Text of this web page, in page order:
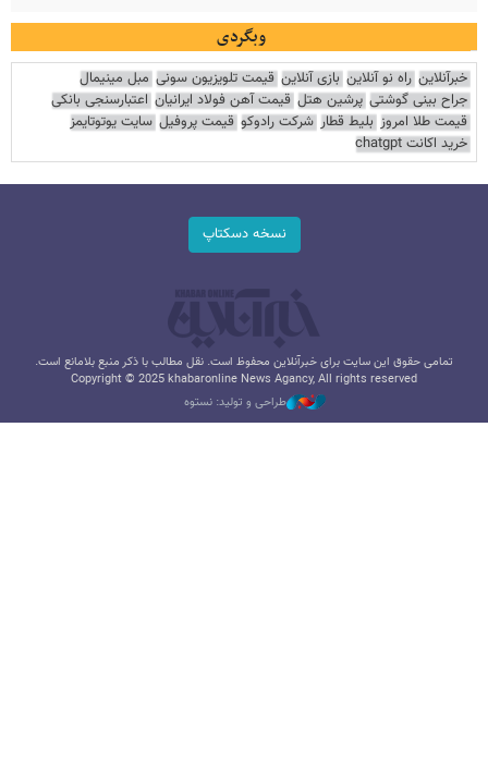
وبگردی
خبرآنلاین راه نو آنلاین بازی آنلاین قیمت تلویزیون سونی مبل مینیمال
جراح بینی گوشتی پرشین هتل قیمت آهن فولاد ایرانیان اعتبارسنجی بانکی
قیمت طلا امروز بلیط قطار شرکت رادوکو قیمت پروفیل سایت یوتوتایمز
خرید اکانت chatgpt
نسخه دسکتاپ
تمامی حقوق این سایت برای خبرآنلاین محفوظ است. نقل مطالب با ذکر منبع بلامانع است.
Copyright © 2025 khabaronline News Agancy, All rights reserved
طراحی و تولید: نستوه